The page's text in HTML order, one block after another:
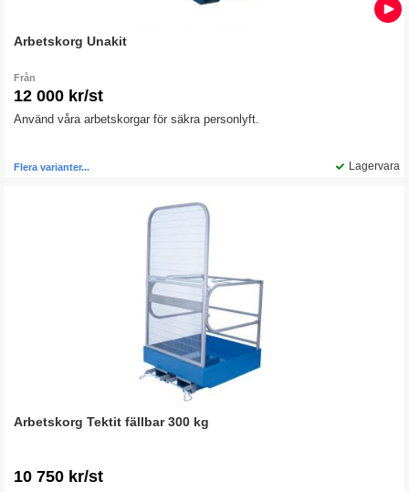
Arbetskorg Unakit
Från
12 000 kr/st
Använd våra arbetskorgar för säkra personlyft.
Lagervara
Flera varianter...
Arbetskorg Tektit fällbar 300 kg
10 750 kr/st